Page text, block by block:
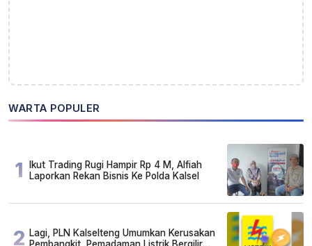
WARTA POPULER
1
Ikut Trading Rugi Hampir Rp 4 M, Alfiah
Laporkan Rekan Bisnis Ke Polda Kalsel
2 Lagi, PLN Kalselteng Umumkan Kerusakan
Pembangkit, Pemadaman Listrik Bergilir